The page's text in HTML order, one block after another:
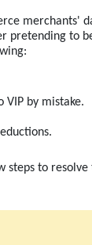
merchants'
pretending to
VIP by mistake.
to